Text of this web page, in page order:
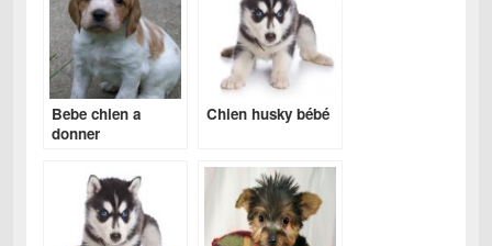
Bebe chien a
donner
Chien husky bébé